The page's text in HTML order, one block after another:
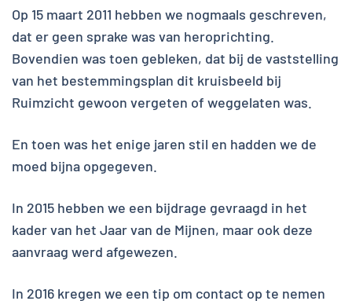
Op 15 maart 2011 hebben we nogmaals geschreven,
dat er geen sprake was van heroprichting.
Bovendien was toen gebleken, dat bij de vaststelling
van het bestemmingsplan dit kruisbeeld bij
Ruimzicht gewoon vergeten of weggelaten was.
En toen was het enige jaren stil en hadden we de
moed bijna opgegeven.
In 2015 hebben we een bijdrage gevraagd in het
kader van het Jaar van de Mijnen, maar ook deze
aanvraag werd afgewezen.
In 2016 kregen we een tip om contact op te nemen